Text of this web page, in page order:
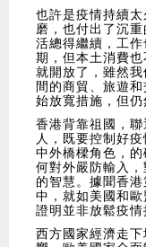
也許是疫情持續
磨，也付出了沉
活總得繼續，工
期，但本土消費
就開放了，雖然
間的商貿、旅遊
始放寬措施，但仍
香港背靠祖國，
人，既要控制好
中外橋樑角色，
何對外嚴防輸入
的智慧。據聞香
中，就如美國和歐
證明並非放鬆疫情
西方國家經濟走